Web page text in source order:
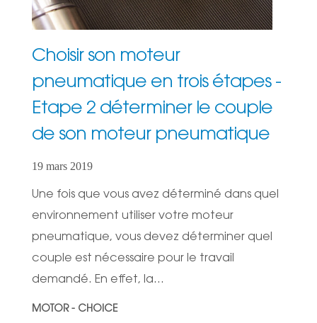
Choisir son moteur
pneumatique en trois étapes -
Etape 2 déterminer le couple
de son moteur pneumatique
19 mars 2019
Une fois que vous avez déterminé dans quel
environnement utiliser votre moteur
pneumatique, vous devez déterminer quel
couple est nécessaire pour le travail
demandé. En effet, la...
MOTOR - CHOICE